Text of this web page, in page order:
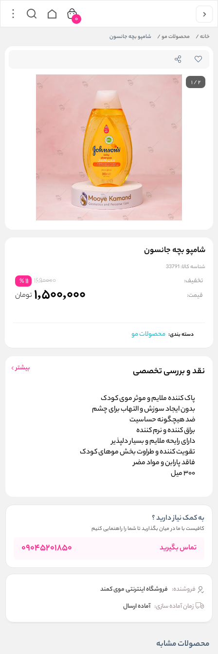
خانه/ محصولات مو/ شامپو بچه جانسون
0
1/2
شامپو بچه جانسون
شناسه کالا: 33791
تخفیف: 1690000
11
%
قیمت: 1,500,000 تومان
دسته بندی: محصولات مو
نقد و بررسی تخصصی بیشتر
پاک کننده ملایم و موثر موی کودک
بدون ایجاد سوزش و التهاب برای چشم
ضد هیچگونه حساسیت
براق کننده و نرم کننده
دارای رایحه ملایم و بسیار دلپذیر
تقویت کننده و طراوت بخش موهای کودک
فاقد پارابن و مواد مضر
300 میل
به کمک نیاز دارید ؟
کافیست با ما در میان بگذارید تا شما را راهنمایی کنیم
تماس بگیرید 09045201850
فروشنده: فروشگاه اینترنتی موی کمند
زمان آماده سازی: آماده ارسال
محصولات مشابه